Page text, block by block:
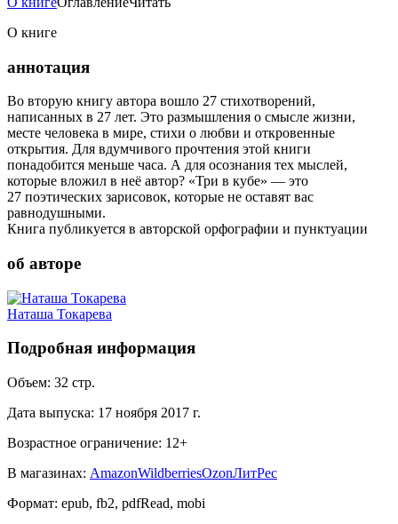
О книге
аннотация
Во вторую книгу автора вошло 27 стихотворений,
написанных в 27 лет. Это размышления о смысле жизни,
месте человека в мире, стихи о любви и откровенные
открытия. Для вдумчивого прочтения этой книги
понадобится меньше часа. А для осознания тех мыслей,
которые вложил в неё автор? «Три в кубе» — это
27 поэтических зарисовок, которые не оставят вас
равнодушными.
Книга публикуется в авторской орфографии и пунктуации
об авторе
Наташа Токарева
Подробная информация
Объем: 32 стр.
Дата выпуска: 17 ноября 2017 г.
Возрастное ограничение: 12+
В магазинах: AmazonWildberriesOzonЛитРес
Формат: epub, fb2, pdfRead, mobi